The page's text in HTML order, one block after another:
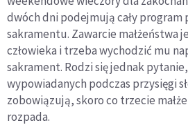
dwóch dni podejmują cały program
sakramentu. Zawarcie małżeństwa
człowieka i trzeba wychodzić mu
sakrament. Rodzi się jednak
wypowiadanych podczas przysięgi
zobowiązują, skoro co trzecie
rozpada.